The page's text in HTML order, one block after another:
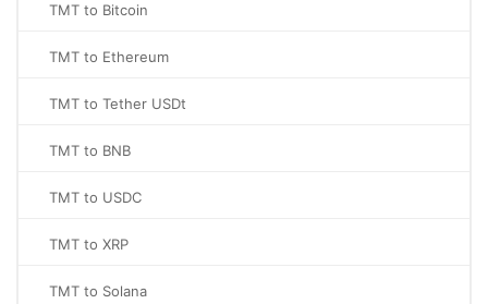
TMT to Bitcoin
TMT to Ethereum
TMT to Tether USDt
TMT to BNB
TMT to USDC
TMT to XRP
TMT to Solana